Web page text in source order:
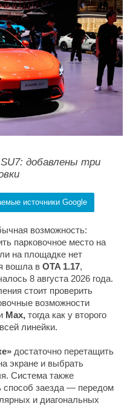
добавлены три
источники Google
возможность:
парковочное место на
на площадке нет
вошла в OTA 1.17,
8 августа 2026 года.
стоит проверить
возможности
Max, тогда как у второго
линейки.
достаточно перетащить
экране и выбрать
Система также
способ заезда — передом
и диагональных